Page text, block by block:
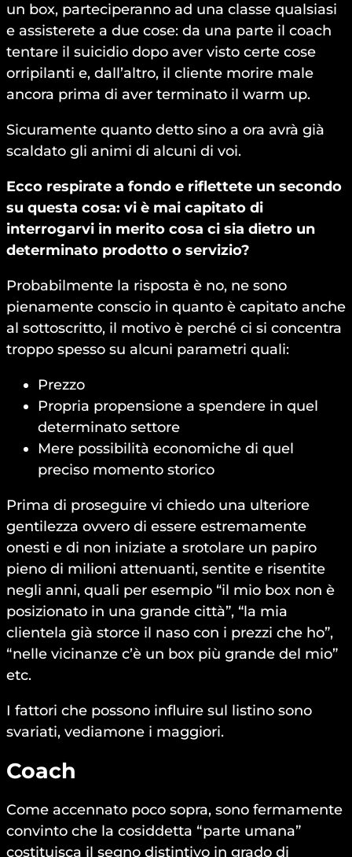
un box, parteciperanno ad una classe qualsiasi
e assisterete a due cose: da una parte il coach
tentare il suicidio dopo aver visto certe cose
orripilanti e, dall’altro, il cliente morire male
ancora prima di aver terminato il warm up.
Sicuramente quanto detto sino a ora avrà già
scaldato gli animi di alcuni di voi.
Ecco respirate a fondo e riflettete un secondo
su questa cosa: vi è mai capitato di
interrogarvi in merito cosa ci sia dietro un
determinato prodotto o servizio?
Probabilmente la risposta è no, ne sono
pienamente conscio in quanto è capitato anche
al sottoscritto, il motivo è perché ci si concentra
troppo spesso su alcuni parametri quali:
Prezzo
Propria propensione a spendere in quel
determinato settore
Mere possibilità economiche di quel
preciso momento storico
Prima di proseguire vi chiedo una ulteriore
gentilezza ovvero di essere estremamente
onesti e di non iniziate a srotolare un papiro
pieno di milioni attenuanti, sentite e risentite
negli anni, quali per esempio “il mio box non è
posizionato in una grande città”, “la mia
clientela già storce il naso con i prezzi che ho”,
“nelle vicinanze c’è un box più grande del mio”
etc.
I fattori che possono influire sul listino sono
svariati, vediamone i maggiori.
Coach
Come accennato poco sopra, sono fermamente
convinto che la cosiddetta “parte umana”
costituisca il segno distintivo in grado di